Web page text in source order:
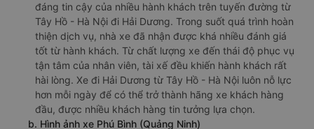
đáng tin cậy của nhiều hành khách trên tuyến đường từ
Tây Hồ - Hà Nội đi Hải Dương. Trong suốt quá trình hoàn
thiện dịch vụ, nhà xe đã nhận được khá nhiều đánh giá
tốt từ hành khách. Từ chất lượng xe đến thái độ phục vụ
tận tâm của nhân viên, tài xế đều khiến hành khách rất
hài lòng. Xe đi Hải Dương từ Tây Hồ - Hà Nội luôn nỗ lực
hơn mỗi ngày để có thể trở thành hãng xe khách hàng
đầu, được nhiều khách hàng tin tưởng lựa chọn.
b. Hình ảnh xe Phú Bình (Quảng Ninh)